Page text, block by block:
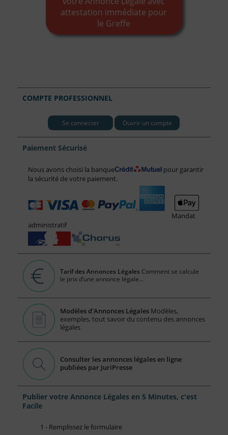
attestation immédiate pour
le Greffe
COMPTE PROFESSIONNEL
Se connecter Ouvrir un compte
Paiement Sécurisé
Nous avons choisi la banque
pour garantir
la sécurité de votre paiement.
Mandat
administratif
Tarif des Annonces Légales Comment se calcule
le prix d’une annonce légale...
Modèles d'Annonces Légales Modèles,
exemples, tout savoir du contenu des annonces
légales
Consulter les annonces légales en ligne
publiées par JuriPresse
Publier votre Annonce Légales en 5 Minutes, c'est
Facile
1 - Remplissez le formulaire